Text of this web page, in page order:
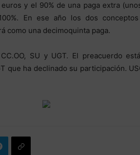
y el 90% de una paga extra
En ese año los dos
como una decimoquinta paga.
SU y UGT. El preacuerdo
que ha declinado su participación.